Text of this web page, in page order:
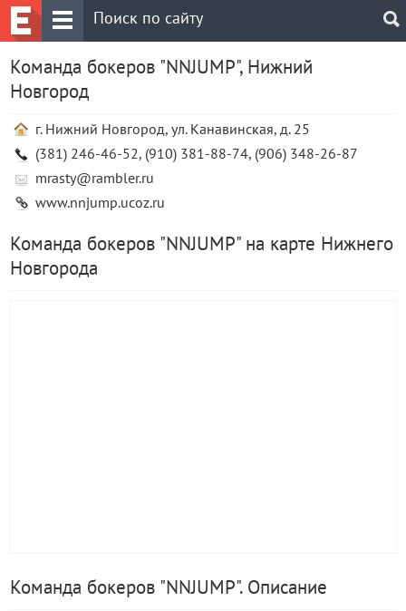
Команда бокеров "NNJUMP", Нижний
Новгород
г. Нижний Новгород, ул. Канавинская, д. 25
(381) 246-46-52, (910) 381-88-74, (906) 348-26-87
mrasty@rambler.ru
www.nnjump.ucoz.ru
Команда бокеров "NNJUMP" на карте Нижнего
Новгорода
Команда бокеров "NNJUMP". Описание